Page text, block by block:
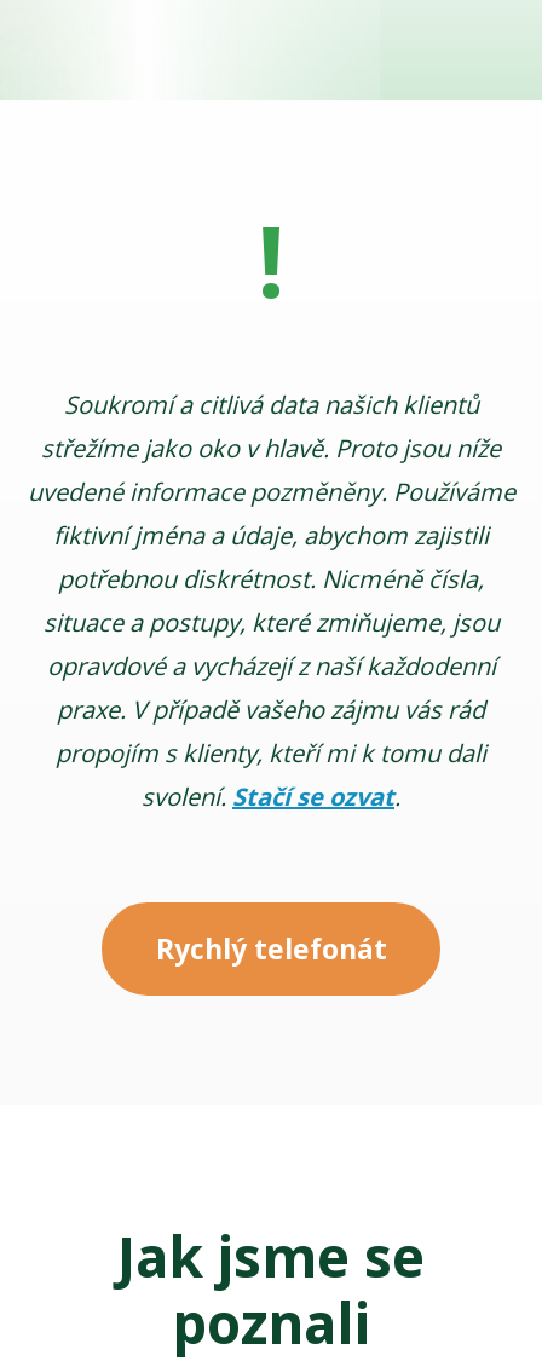
!
Soukromí a citlivá data našich klientů
střežíme jako oko v hlavě. Proto jsou níže
uvedené informace pozměněny. Používáme
fiktivní jména a údaje, abychom zajistili
potřebnou diskrétnost. Nicméně čísla,
situace a postupy, které zmiňujeme, jsou
opravdové a vycházejí z naší každodenní
praxe. V případě vašeho zájmu vás rád
propojím s klienty, kteří mi k tomu dali
svolení. Stačí se ozvat.
Rychlý telefonát
Jak jsme se
poznali